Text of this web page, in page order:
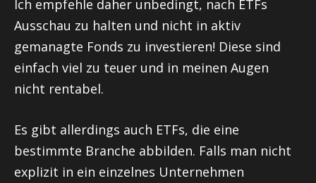
Ich empfehle daher unbedingt, nach ETFs
Ausschau zu halten und nicht in aktiv
gemanagte Fonds zu investieren! Diese sind
einfach viel zu teuer und in meinen Augen
nicht rentabel.
Es gibt allerdings auch ETFs, die eine
bestimmte Branche abbilden. Falls man nicht
explizit in ein einzelnes Unternehmen